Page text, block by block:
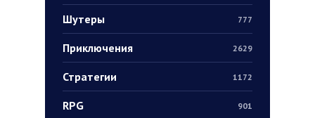
Шутеры 777
Приключения 2629
Стратегии 1172
RPG 901